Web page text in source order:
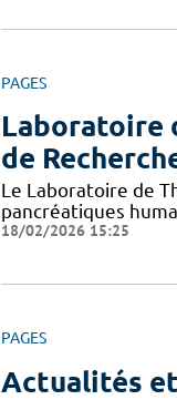
PAGES
Laboratoire
de
Le Laboratoire de
pancréatiques
18/02/2026 15:25
PAGES
Actualités